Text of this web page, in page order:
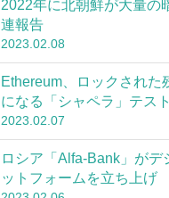
2022年に北朝鮮が大量の
連報告
2023.02.08
Ethereum、ロックされた
になる「シャペラ」テス
2023.02.07
ロシア「Alfa-Bank」がデ
ットフォームを立ち上げ